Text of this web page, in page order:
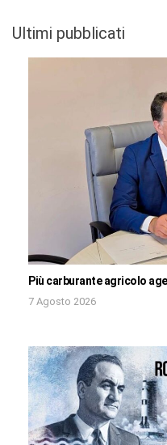
Ultimi pubblicati
Più carburante agricolo
7 Agosto 2026